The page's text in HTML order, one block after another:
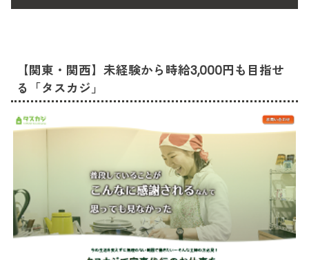
【関東・関西】未経験から時給3,000円も目指せ
る「タスカジ」